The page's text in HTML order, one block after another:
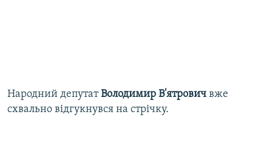
Народний депутатВолодимир В'ятрович вже
схвально відгукнувся на стрічку.